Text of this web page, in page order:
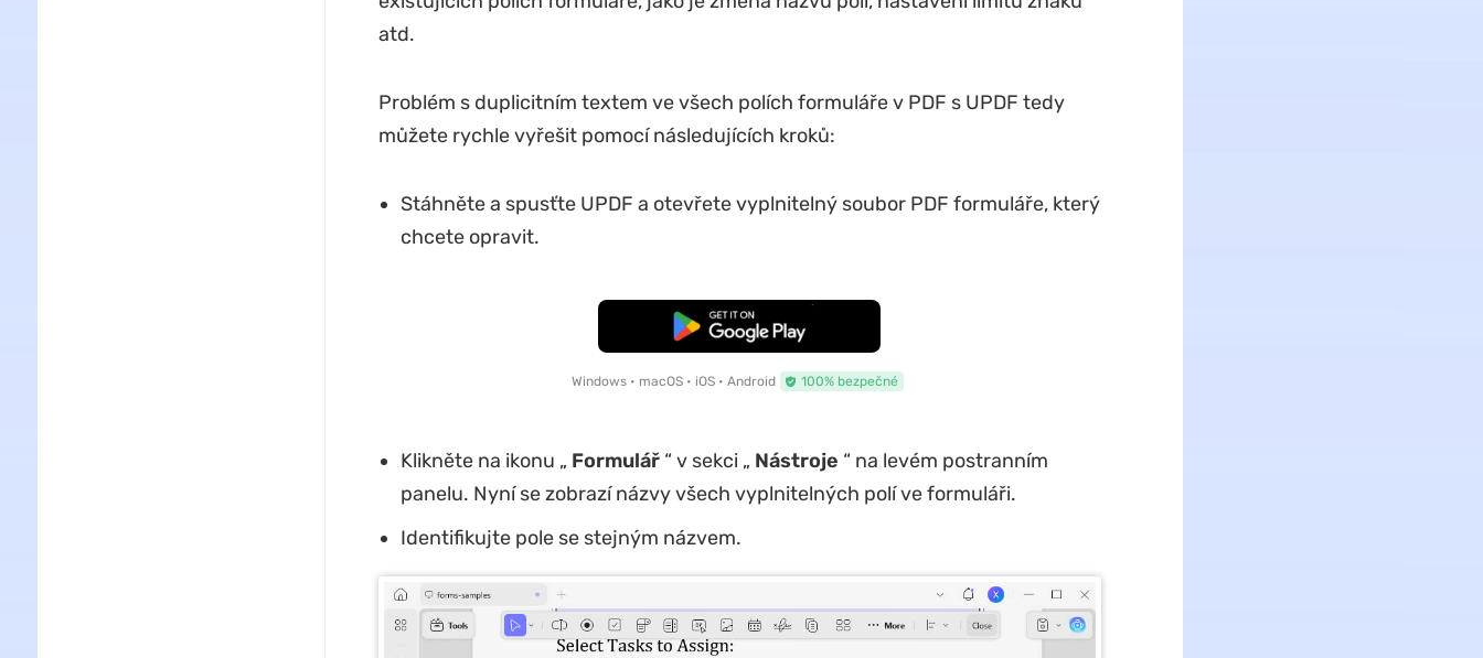
atd.
Problém s duplicitním textem ve všech polích formuláře v PDF s UPDF tedy
můžete rychle vyřešit pomocí následujících kroků:
Stáhněte a spusťte UPDF a otevřete vyplnitelný soubor PDF formuláře, který
chcete opravit.
Bezplatné stažení
Windows • macOS • iOS • Android 100% bezpečné
Klikněte na ikonu „ Formulář“ v sekci „ Nástroje “ na levém postranním
panelu. Nyní se zobrazí názvy všech vyplnitelných polí ve formuláři.
Identifikujte pole se stejným názvem.